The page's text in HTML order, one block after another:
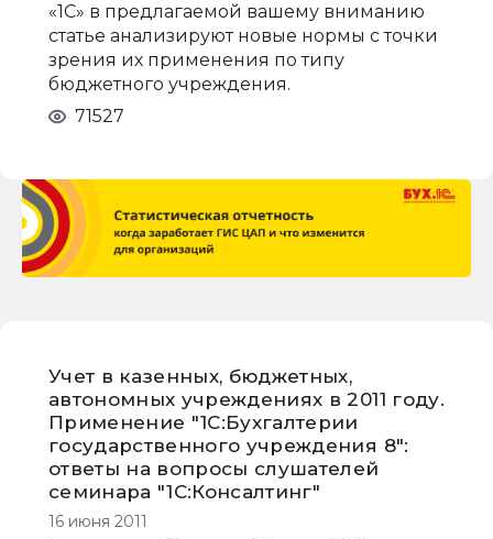
«1С» в предлагаемой вашему вниманию
статье анализируют новые нормы с точки
зрения их применения по типу
бюджетного учреждения.
71527
Учет в казенных, бюджетных,
автономных учреждениях в 2011 году.
Применение "1С:Бухгалтерии
государственного учреждения 8":
ответы на вопросы слушателей
семинара "1С:Консалтинг"
16 июня 2011